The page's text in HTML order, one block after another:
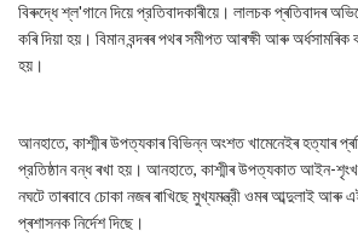
বিৰুদ্ধে শ্ল'গানে দিয়ে প্রতিবাদকাৰীয়ে। লালচক প্ৰতিবাদৰ
কৰি দিয়া হয়। বিমান বন্দৰৰ পথৰ সমীপত আৰক্ষী আৰু অর্ধসামৰিক
হয়।
আনহাতে, কাশ্মীৰ উপত্যকাৰ বিভিন্ন অংশত খামেনেইৰ হত্যাৰ
প্রতিষ্ঠান বন্ধ ৰখা হয়। আনহাতে, কাশ্মীৰ উপত্যকাত আইন-
নঘটে তাৰবাবে চোকা নজৰ ৰাখিছে মুখ্যমন্ত্রী ওমৰ আব্দুলাই আৰু
প্ৰশাসনক নির্দেশ দিছে।